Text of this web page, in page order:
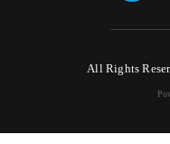
All Rights